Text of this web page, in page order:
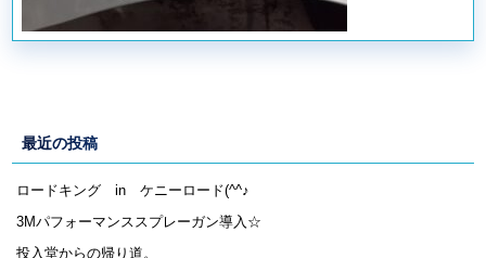
最近の投稿
ロードキング in ケニーロード(^^♪
3Mパフォーマンススプレーガン導入☆
投入堂からの帰り道。